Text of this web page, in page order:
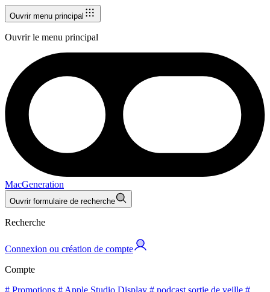
Ouvrir menu principal
Ouvrir le menu principal
MacGeneration
Ouvrir formulaire de recherche
Recherche
Connexion ou création de compte
Compte
# Promotions # Apple Studio Display # podcast sortie de veille #